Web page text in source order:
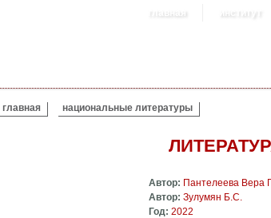
главная институт
ВЫ ЗДЕСЬ
главная национальные литературы
Автор: Пантелеева Вера
Автор:Зулумян Б.С.
Год:2022